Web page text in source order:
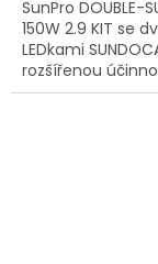
SunPro DOUBLE-
150W 2.9 KIT se
LEDkami
rozšířenou
umol/J !